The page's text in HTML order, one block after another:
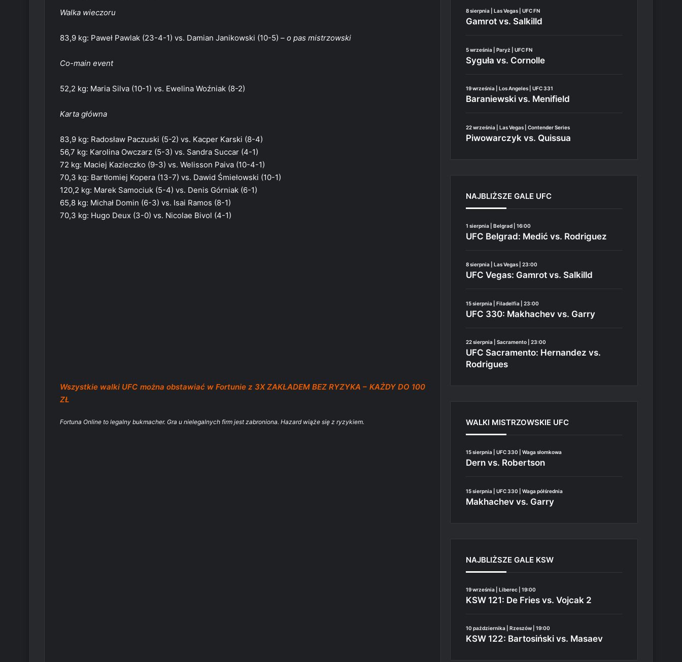
Walka wieczoru
83,9 kg: Paweł Pawlak (23-4-1) vs. Damian Janikowski (10-5) – o pas mistrzowski
Co-main event
52,2 kg: Maria Silva (10-1) vs. Ewelina Woźniak (8-2)
Karta główna
83,9 kg: Radosław Paczuski (5-2) vs. Kacper Karski (8-4)
56,7 kg: Karolina Owczarz (5-3) vs. Sandra Succar (4-1)
72 kg: Maciej Kazieczko (9-3) vs. Welisson Paiva (10-4-1)
70,3 kg: Bartłomiej Kopera (13-7) vs. Dawid Śmiełowski (10-1)
120,2 kg: Marek Samociuk (5-4) vs. Denis Górniak (6-1)
65,8 kg: Michał Domin (6-3) vs. Isai Ramos (8-1)
70,3 kg: Hugo Deux (3-0) vs. Nicolae Bivol (4-1)
Wszystkie walki UFC można obstawiać w Fortunie z 3X ZAKŁADEM BEZ RYZYKA – KAŻDY DO 100
ZŁ
Fortuna Online to legalny bukmacher. Gra u nielegalnych firm jest zabroniona. Hazard wiąże się z ryzykiem.
8 sierpnia | Las Vegas | UFC FN
Gamrot vs. Salkilld
5 września | Paryż | UFC FN
Syguła vs. Cornolle
19 września | Los Angeles | UFC 331
Baraniewski vs. Menifield
22 września | Las Vegas | Contender Series
Piwowarczyk vs. Quissua
NAJBLIŻSZE GALE UFC
1 sierpnia | Belgrad | 16:00
UFC Belgrad: Medić vs. Rodriguez
8 sierpnia | Las Vegas | 23:00
UFC Vegas: Gamrot vs. Salkilld
15 sierpnia | Filadelfia | 23:00
UFC 330: Makhachev vs. Garry
22 sierpnia | Sacramento | 23:00
UFC Sacramento: Hernandez vs.
Rodrigues
WALKI MISTRZOWSKIE UFC
15 sierpnia | UFC 330 | Waga słomkowa
Dern vs. Robertson
15 sierpnia | UFC 330 | Waga półśrednia
Makhachev vs. Garry
NAJBLIŻSZE GALE KSW
19 września | Liberec | 19:00
KSW 121: De Fries vs. Vojcak 2
10 października | Rzeszów | 19:00
KSW 122: Bartosiński vs. Masaev